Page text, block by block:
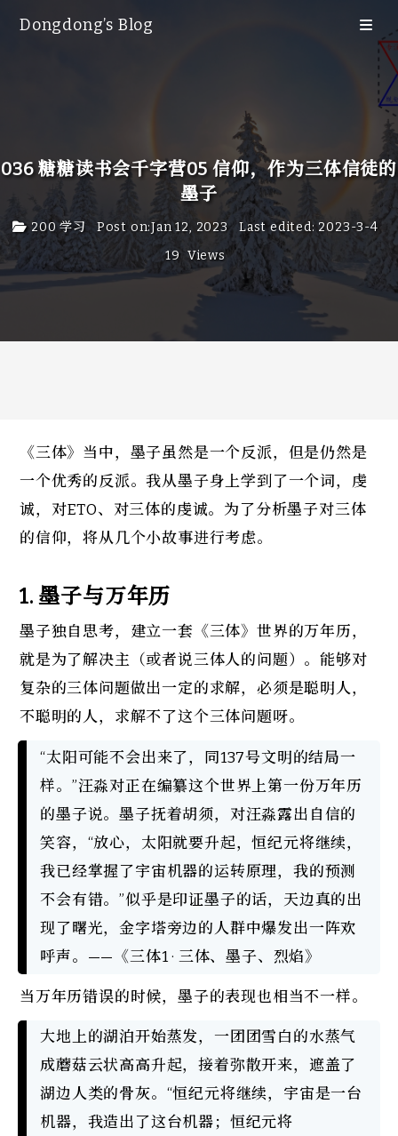
Dongdong’s Blog
Archive
65
Search
友情链接
关于
036 糖糖读书会千字营05 信仰，作为三体信徒的
墨子
200 学习 Post on:Jan 12, 2023 Last edited: 2023-3-4
19 Views
《三体》当中，墨子虽然是一个反派，但是仍然是
一个优秀的反派。我从墨子身上学到了一个词，虔
诚，对ETO、对三体的虔诚。为了分析墨子对三体
的信仰，将从几个小故事进行考虑。
1. 墨子与万年历
墨子独自思考，建立一套《三体》世界的万年历，
就是为了解决主（或者说三体人的问题）。能够对
复杂的三体问题做出一定的求解，必须是聪明人，
不聪明的人，求解不了这个三体问题呀。
“太阳可能不会出来了，同137号文明的结局一
样。”汪淼对正在编纂这个世界上第一份万年历
的墨子说。墨子抚着胡须，对汪淼露出自信的
笑容，“放心，太阳就要升起，恒纪元将继续，
我已经掌握了宇宙机器的运转原理，我的预测
不会有错。”似乎是印证墨子的话，天边真的出
现了曙光，金字塔旁边的人群中爆发出一阵欢
呼声。——《三体1 · 三体、墨子、烈焰》
当万年历错误的时候，墨子的表现也相当不一样。
大地上的湖泊开始蒸发，一团团雪白的水蒸气
成蘑菇云状高高升起，接着弥散开来，遮盖了
湖边人类的骨灰。“恒纪元将继续，宇宙是一台
机器，我造出了这台机器；恒纪元将